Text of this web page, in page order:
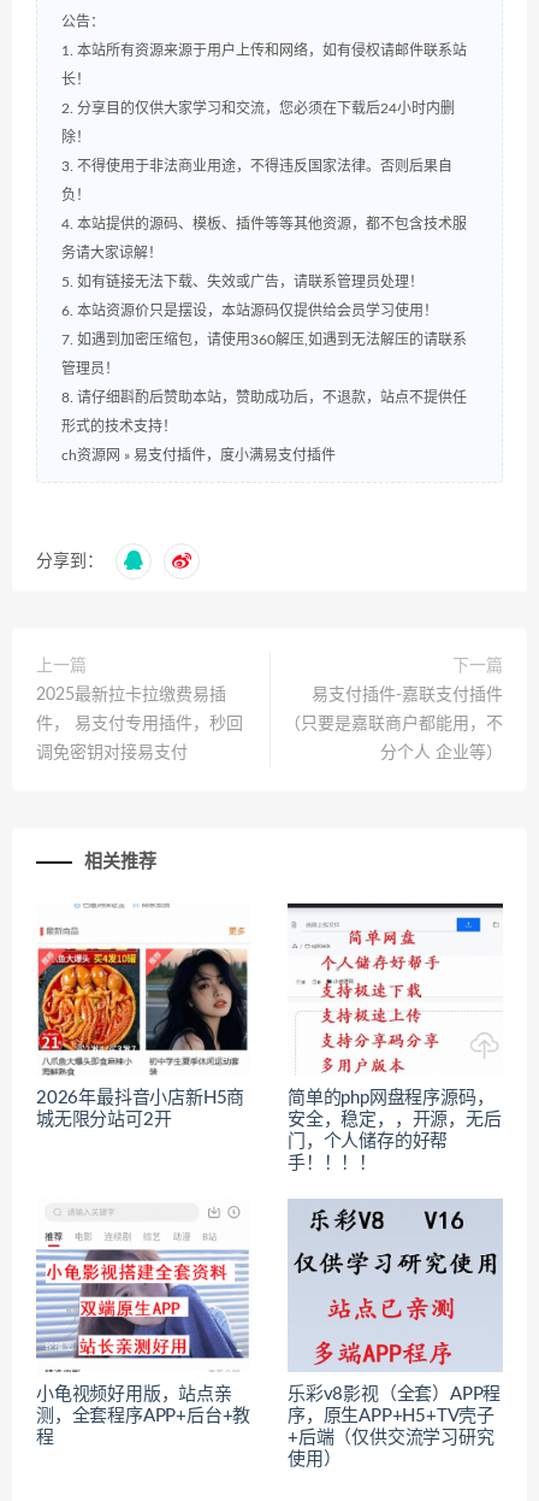
公告：
1. 本站所有资源来源于用户上传和网络，如有侵权请邮件联系站
长！
2. 分享目的仅供大家学习和交流，您必须在下载后24小时内删
除！
3. 不得使用于非法商业用途，不得违反国家法律。否则后果自
负！
4. 本站提供的源码、模板、插件等等其他资源，都不包含技术服
务请大家谅解！
5. 如有链接无法下载、失效或广告，请联系管理员处理！
6. 本站资源价只是摆设，本站源码仅提供给会员学习使用！
7. 如遇到加密压缩包，请使用360解压,如遇到无法解压的请联系
管理员！
8. 请仔细斟酌后赞助本站，赞助成功后，不退款，站点不提供任
形式的技术支持！
ch资源网 » 易支付插件，度小满易支付插件
分享到：
上一篇
2025最新拉卡拉缴费易插
件， 易支付专用插件，秒回
调免密钥对接易支付
下一篇
易支付插件-嘉联支付插件
（只要是嘉联商户都能用，不
分个人 企业等）
相关推荐
2026年最抖音小店新H5商
城无限分站可2开
简单的php网盘程序源码，
安全，稳定，，开源，无后
门，个人储存的好帮
手！！！！
小龟视频好用版，站点亲
测，全套程序APP+后台+教
程
乐彩v8影视（全套）APP程
序，原生APP+H5+TV壳子
+后端（仅供交流学习研究
使用）